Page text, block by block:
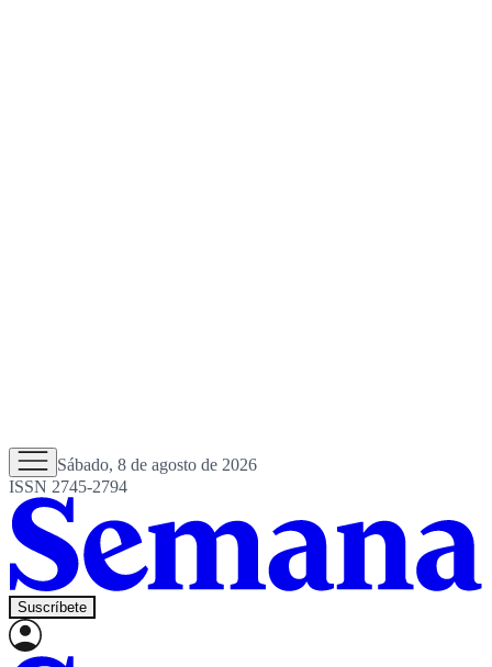
Sábado, 8 de agosto de 2026
ISSN 2745-2794
Suscríbete